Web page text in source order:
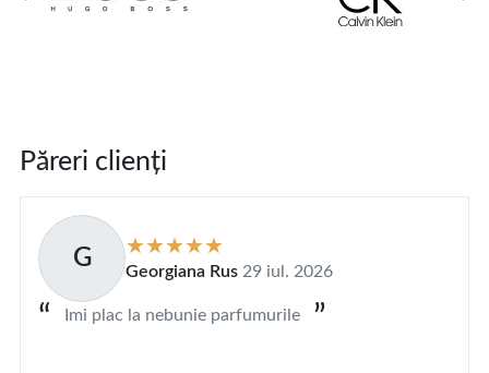
Păreri clienți
G Georgiana Rus 29 iul. 2026
Imi plac la nebunie parfumurile